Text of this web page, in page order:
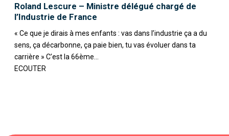
Roland Lescure – Ministre délégué chargé de
l’Industrie de France
« Ce que je dirais à mes enfants : vas dans l’industrie ça a du
sens, ça décarbonne, ça paie bien, tu vas évoluer dans ta
carrière » C’est la 66ème...
ECOUTER